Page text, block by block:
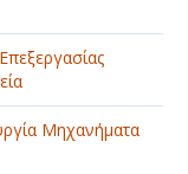
Μηχανήματα